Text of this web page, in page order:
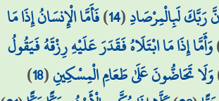
رَبَّكَ لَبِالْمِرْصَادِ(
14
)فَأَمَّا الْإِنسَانُ إِذَا مَا
وَأَمَّا إِذَا مَا ابْتَلَاهُ فَقَدَرَ عَلَيْهِ رِزْقَهُ فَيَقُولُ
وَلَا تَحَاضُّونَ عَلَىٰ طَعَامِ الْمِسْكِينِ(
18
)